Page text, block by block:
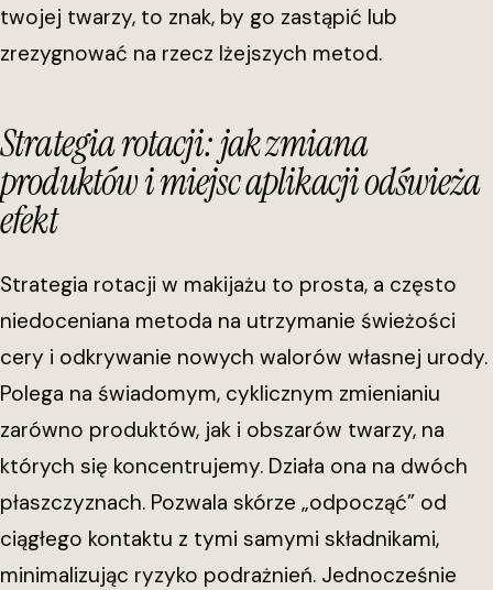
twojej twarzy, to znak, by go zastąpić lub
zrezygnować na rzecz lżejszych metod.
Strategia rotacji: jak zmiana
produktów i miejsc aplikacji odświeża
efekt
Strategia rotacji w makijażu to prosta, a często
niedoceniana metoda na utrzymanie świeżości
cery i odkrywanie nowych walorów własnej urody.
Polega na świadomym, cyklicznym zmienianiu
zarówno produktów, jak i obszarów twarzy, na
których się koncentrujemy. Działa ona na dwóch
płaszczyznach. Pozwala skórze „odpocząć” od
ciągłego kontaktu z tymi samymi składnikami,
minimalizując ryzyko podrażnień. Jednocześnie